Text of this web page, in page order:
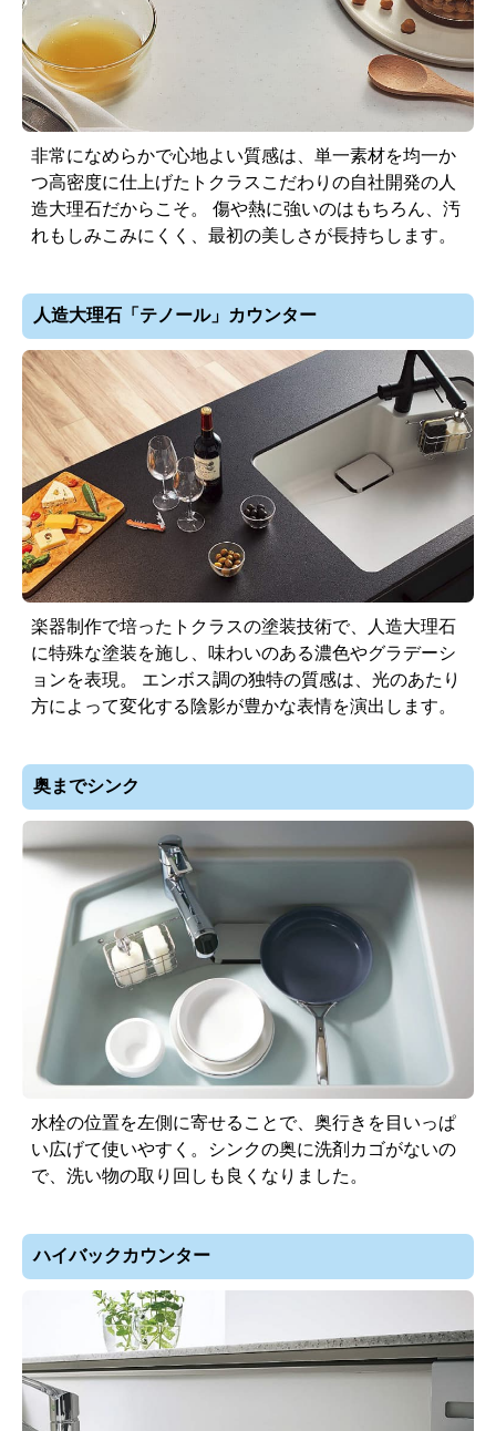
非常になめらかで心地よい質感は、単一素材を均一か
つ高密度に仕上げたトクラスこだわりの自社開発の人
造大理石だからこそ。 傷や熱に強いのはもちろん、汚
れもしみこみにくく、最初の美しさが長持ちします。
人造大理石「テノール」カウンター
楽器制作で培ったトクラスの塗装技術で、人造大理石
に特殊な塗装を施し、味わいのある濃色やグラデーシ
ョンを表現。 エンボス調の独特の質感は、光のあたり
方によって変化する陰影が豊かな表情を演出します。
奥までシンク
水栓の位置を左側に寄せることで、奥行きを目いっぱ
い広げて使いやすく。シンクの奥に洗剤カゴがないの
で、洗い物の取り回しも良くなりました。
ハイバックカウンター